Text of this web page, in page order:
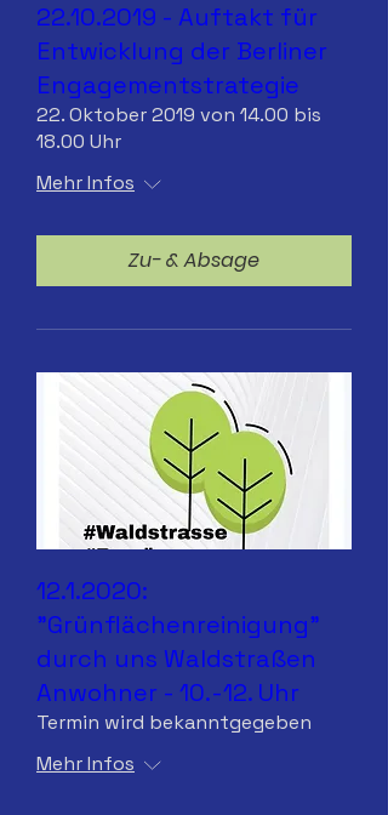
22.10.2019 - Auftakt für
Entwicklung der Berliner
Engagementstrategie
22. Oktober 2019 von 14.00 bis
18.00 Uhr
Mehr Infos
Zu- & Absage
12.1.2020:
"Grünflächenreinigung"
durch uns Waldstraßen
Anwohner - 10.-12. Uhr
Termin wird bekanntgegeben
Mehr Infos